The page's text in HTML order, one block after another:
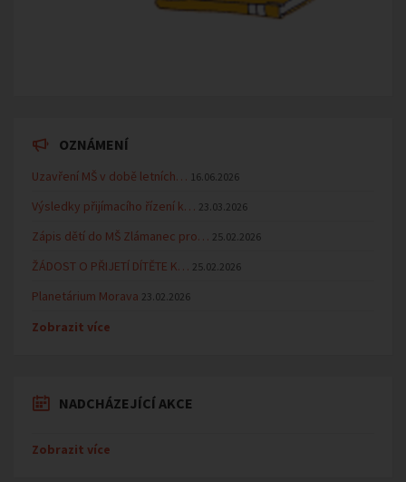
OZNÁMENÍ
Uzavření MŠ v době letních… 16.06.2026
Výsledky přijímacího řízení k… 23.03.2026
Zápis dětí do MŠ Zlámanec pro… 25.02.2026
ŽÁDOST O PŘIJETÍ DÍTĚTE K… 25.02.2026
Planetárium Morava 23.02.2026
Zobrazit více
NADCHÁZEJÍCÍ AKCE
Zobrazit více